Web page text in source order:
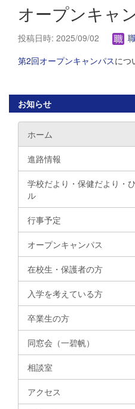
オープンキャ
投稿日時: 2025/09/02
第2回オープンキャンパスにつ
お知らせ
ホーム
進路情報
学校だより・保健だより・
ル
行事予定
オープンキャンパス
在校生・保護者の方
入学を考えている方
卒業生の方
同窓会（一碧帆）
相談室
アクセス